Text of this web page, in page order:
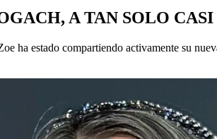
A TAN SOLO
ha estado compartiendo activamente su